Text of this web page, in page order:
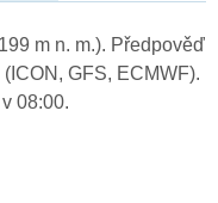
m n. m.). Předpověď
GFS, ECMWF).
08:00.